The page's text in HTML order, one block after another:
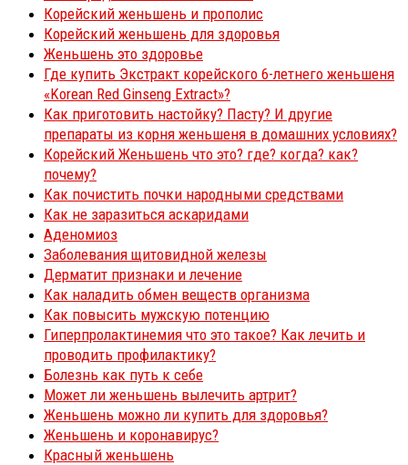
Корейский женьшень и прополис
Корейский женьшень для здоровья
Женьшень это здоровье
Где купить Экстракт корейского 6-летнего женьшеня
«Korean Red Ginseng Extract»?
Как приготовить настойку? Пасту? И другие
препараты из корня женьшеня в домашних условиях?
Корейский Женьшень что это? где? когда? как?
почему?
Как почистить почки народными средствами
Как не заразиться аскаридами
Аденомиоз
Заболевания щитовидной железы
Дерматит признаки и лечение
Как наладить обмен веществ организма
Как повысить мужскую потенцию
Гиперпролактинемия что это такое? Как лечить и
проводить профилактику?
Болезнь как путь к себе
Может ли женьшень вылечить артрит?
Женьшень можно ли купить для здоровья?
Женьшень и коронавирус?
Красный женьшень